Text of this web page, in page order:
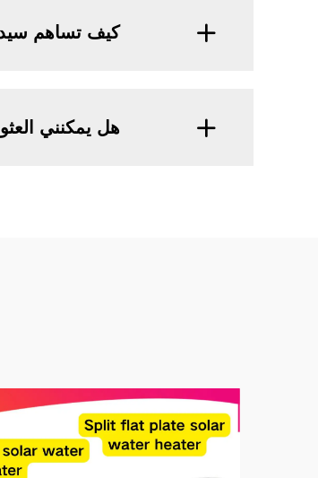
كيف تساهم
هل يمكنني